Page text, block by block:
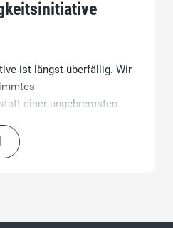
ist längst überfällig. Wir
einer ungebremsten
Verkehr und
Trotzdem wird weiter so